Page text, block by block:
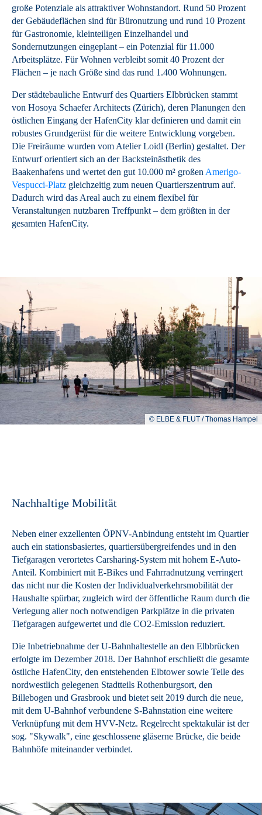
große Potenziale als attraktiver Wohnstandort. Rund 50 Prozent
der Gebäudeflächen sind für Büronutzung und rund 10 Prozent
für Gastronomie, kleinteiligen Einzelhandel und
Sondernutzungen eingeplant – ein Potenzial für 11.000
Arbeitsplätze. Für Wohnen verbleibt somit 40 Prozent der
Flächen – je nach Größe sind das rund 1.400 Wohnungen.
Der städtebauliche Entwurf des Quartiers Elbbrücken stammt
von Hosoya Schaefer Architects (Zürich), deren Planungen den
östlichen Eingang der HafenCity klar definieren und damit ein
robustes Grundgerüst für die weitere Entwicklung vorgeben.
Die Freiräume wurden vom Atelier Loidl (Berlin) gestaltet. Der
Entwurf orientiert sich an der Backsteinästhetik des
Baakenhafens und wertet den gut 10.000 m² großen Amerigo-
Vespucci-Platz gleichzeitig zum neuen Quartierszentrum auf.
Dadurch wird das Areal auch zu einem flexibel für
Veranstaltungen nutzbaren Treffpunkt – dem größten in der
gesamten HafenCity.
© ELBE & FLUT / Thomas Hampel
Nachhaltige Mobilität
Neben einer exzellenten ÖPNV-Anbindung entsteht im Quartier
auch ein stationsbasiertes, quartiersübergreifendes und in den
Tiefgaragen verortetes Carsharing-System mit hohem E-Auto-
Anteil. Kombiniert mit E-Bikes und Fahrradnutzung verringert
das nicht nur die Kosten der Individualverkehrsmobilität der
Haushalte spürbar, zugleich wird der öffentliche Raum durch die
Verlegung aller noch notwendigen Parkplätze in die privaten
Tiefgaragen aufgewertet und die CO2-Emission reduziert.
Die Inbetriebnahme der U-Bahnhaltestelle an den Elbbrücken
erfolgte im Dezember 2018. Der Bahnhof erschließt die gesamte
östliche HafenCity, den entstehenden Elbtower sowie Teile des
nordwestlich gelegenen Stadtteils Rothenburgsort, den
Billebogen und Grasbrook und bietet seit 2019 durch die neue,
mit dem U-Bahnhof verbundene S-Bahnstation eine weitere
Verknüpfung mit dem HVV-Netz. Regelrecht spektakulär ist der
sog. "Skywalk", eine geschlossene gläserne Brücke, die beide
Bahnhöfe miteinander verbindet.